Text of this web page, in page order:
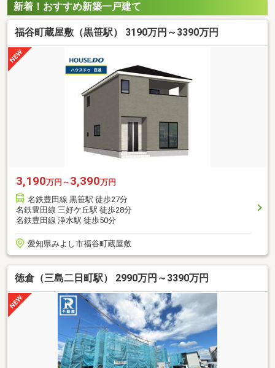
新着！おすすめ新築一戸建て
福谷町蔵屋敷（黒笹駅） 3190万円～3390万円
3,190万円～ 3,390万円
名鉄豊田線 黒笹駅 徒歩27分
名鉄豊田線 三好ケ丘駅 徒歩28分
名鉄豊田線 浄水駅 徒歩50分
愛知県みよし市福谷町蔵屋敷
徳倉（三島二日町駅） 2990万円～3390万円